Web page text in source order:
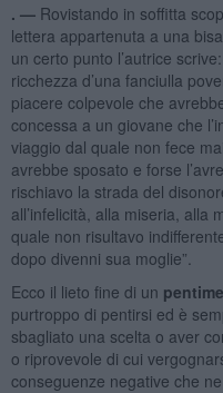
. — Rovistando in soffitta
lettera appartenuta a una
un certo punto l’autrice
ricchezza d’una fanciulla
piacere colpevole che
concessa a un giovane che
viaggio dal quale non fece
avrebbe sposato e forse
rischiavo la strada del
all’infelicità, alla miseria, alla
quale non risultavo
dopo divenni sua moglie”.
Ecco il lieto fine di un
purtroppo di pentirsi ed è
sbagliato una scelta o aver
o riprovevole di cui
conseguenze negative che ne